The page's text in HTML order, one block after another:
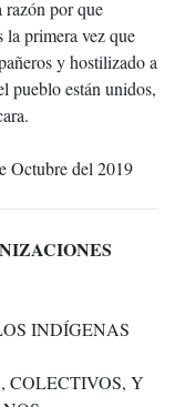
razón por que
la primera vez que
y hostilizado a
pueblo están unidos,
Octubre del 2019
INDÍGENAS
COLECTIVOS, Y